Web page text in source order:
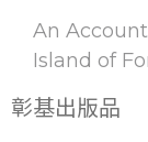
An
Island of
彰基出版品